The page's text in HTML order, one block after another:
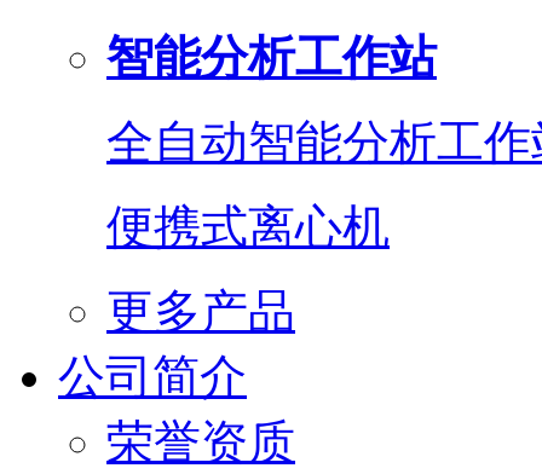
智能分析工作站
全自动智能分析工作
便携式离心机
更多产品
公司简介
荣誉资质